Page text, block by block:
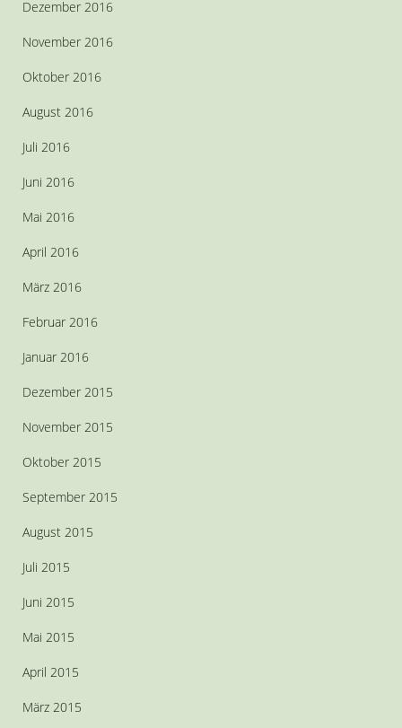
Dezember 2016
November 2016
Oktober 2016
August 2016
Juli 2016
Juni 2016
Mai 2016
April 2016
März 2016
Februar 2016
Januar 2016
Dezember 2015
November 2015
Oktober 2015
September 2015
August 2015
Juli 2015
Juni 2015
Mai 2015
April 2015
März 2015